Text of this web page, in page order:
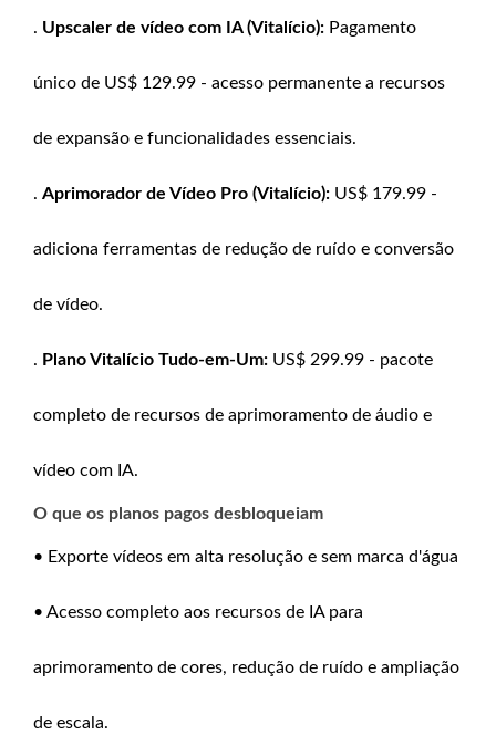
. Upscaler de vídeo com IA (Vitalício): Pagamento
único de US$ 129.99 - acesso permanente a recursos
de expansão e funcionalidades essenciais.
. Aprimorador de Vídeo Pro (Vitalício): US$ 179.99 -
adiciona ferramentas de redução de ruído e conversão
de vídeo.
. Plano Vitalício Tudo-em-Um: US$ 299.99 - pacote
completo de recursos de aprimoramento de áudio e
vídeo com IA.
O que os planos pagos desbloqueiam
• Exporte vídeos em alta resolução e sem marca d'água
• Acesso completo aos recursos de IA para
aprimoramento de cores, redução de ruído e ampliação
de escala.